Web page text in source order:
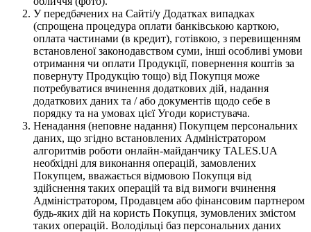
У передбачених на Сайті/у Додатках випадках
(спрощена процедура оплати банківською карткою,
оплата частинами (в кредит), готівкою, з перевищенням
встановленої законодавством суми, інші особливі умови
отримання чи оплати Продукції, повернення коштів за
повернуту Продукцію тощо) від Покупця може
потребуватися вчинення додаткових дій, надання
додаткових даних та / або документів щодо себе в
порядку та на умовах цієї Угоди користувача.
Ненадання (неповне надання) Покупцем персональних
даних, що згідно встановлених Адміністратором
алгоритмів роботи онлайн-майданчику TALES.UA
необхідні для виконання операцій, замовлених
Покупцем, вважається відмовою Покупця від
здійснення таких операцій та від вимоги вчинення
Адміністратором, Продавцем або фінансовим партнером
будь-яких дій на користь Покупця, зумовлених змістом
таких операцій. Володільці баз персональних даних